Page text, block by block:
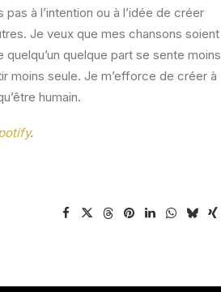
à l’intention ou à l’idée de créer
Je veux que mes chansons soient
quelque part se sente moins
moins seule. Je m’efforce de créer à
humain.
.